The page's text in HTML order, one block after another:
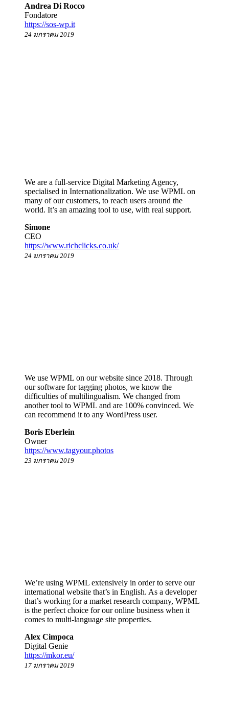
Andrea Di Rocco
Fondatore
https://sos-wp.it
24 มกราคม 2019
We are a full-service Digital Marketing Agency,
specialised in Internationalization. We use WPML on
many of our customers, to reach users around the
world. It’s an amazing tool to use, with real support.
Simone
CEO
https://www.richclicks.co.uk/
24 มกราคม 2019
We use WPML on our website since 2018. Through
our software for tagging photos, we know the
difficulties of multilingualism. We changed from
another tool to WPML and are 100% convinced. We
can recommend it to any WordPress user.
Boris Eberlein
Owner
https://www.tagyour.photos
23 มกราคม 2019
We’re using WPML extensively in order to serve our
international website that’s in English. As a developer
that’s working for a market research company, WPML
is the perfect choice for our online business when it
comes to multi-language site properties.
Alex Cimpoca
Digital Genie
https://mkor.eu/
17 มกราคม 2019